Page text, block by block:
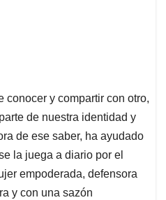
conocer y compartir con otro,
de nuestra identidad y
de ese saber, ha ayudado
la juega a diario por el
empoderada, defensora
y con una sazón